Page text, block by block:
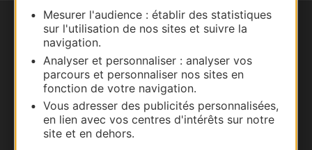
Mesurer l'audience : établir des statistiques
sur l'utilisation de nos sites et suivre la
navigation.
Analyser et personnaliser : analyser vos
parcours et personnaliser nos sites en
fonction de votre navigation.
Vous adresser des publicités personnalisées,
en lien avec vos centres d'intérêts sur notre
site et en dehors.
Nous contacter
Carte interactive
Documentation